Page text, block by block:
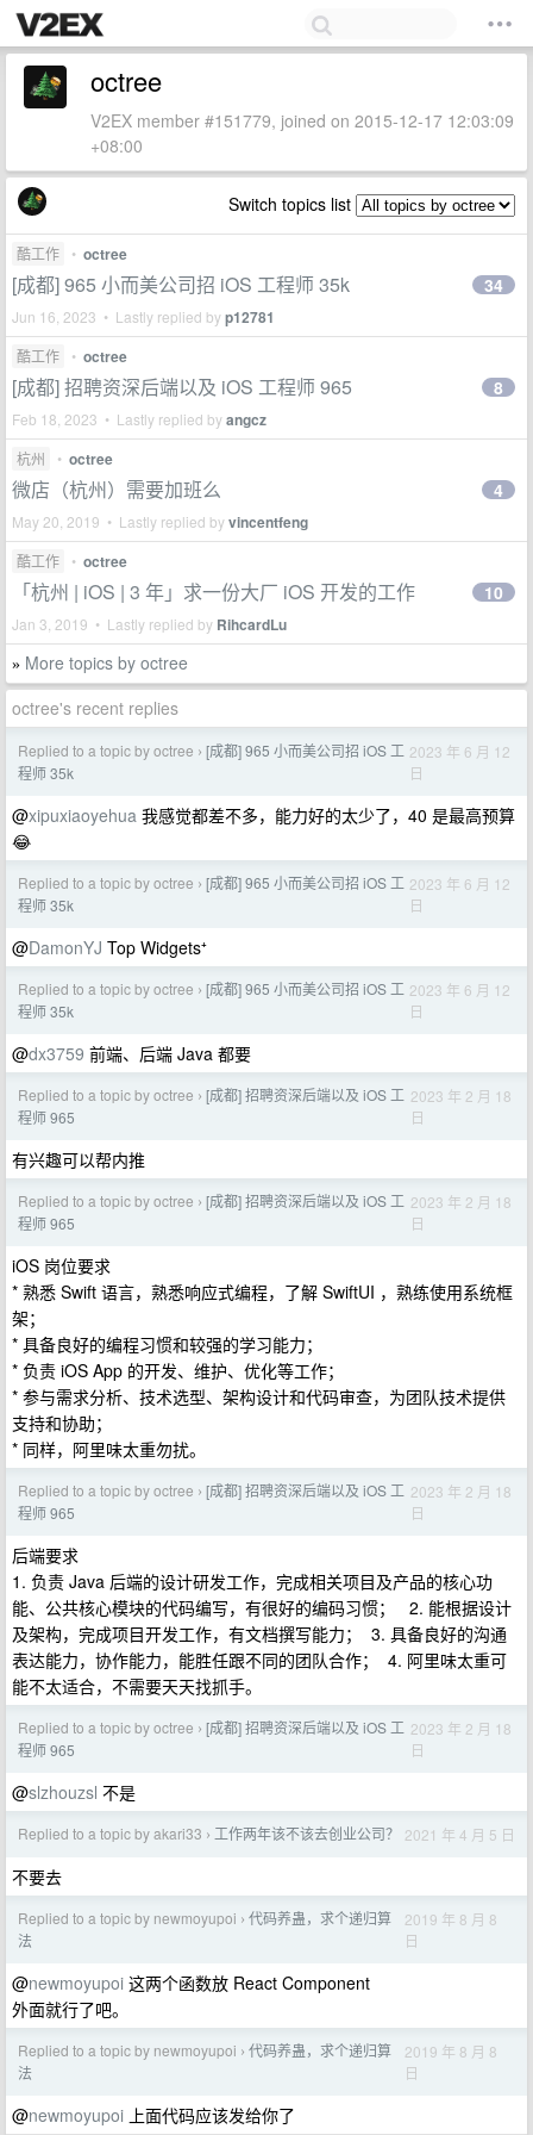
octree
V2EX member #151779, joined on 2015-12-17 12:03:09
+08:00
Switch topics list
酷工作 • octree
[成都] 965 小而美公司招 iOS 工程师 35k
Jun 16, 2023 • Lastly replied byp12781
34
酷工作 • octree
[成都] 招聘资深后端以及 iOS 工程师 965
Feb 18, 2023 • Lastly replied byangcz
8
杭州 • octree
微店（杭州）需要加班么
May 20, 2019 • Lastly replied byvincentfeng
4
酷工作 • octree
「杭州 | iOS | 3 年」求一份大厂 iOS 开发的工作
Jan 3, 2019 • Lastly replied by RihcardLu
10
» More topics by octree
octree's recent replies
Replied to a topic by octree › [成都] 965 小而美公司招 iOS 工
程师 35k
2023 年 6 月 12
日
@xipuxiaoyehua 我感觉都差不多，能力好的太少了，40 是最高预算
😂
Replied to a topic by octree › [成都] 965 小而美公司招 iOS 工
程师 35k
2023 年 6 月 12
日
@DamonYJ Top Widgets⁺
Replied to a topic by octree › [成都] 965 小而美公司招 iOS 工
程师 35k
2023 年 6 月 12
日
@dx3759 前端、后端 Java 都要
Replied to a topic by octree › [成都] 招聘资深后端以及 iOS 工
程师 965
2023 年 2 月 18
日
有兴趣可以帮内推
Replied to a topic by octree › [成都] 招聘资深后端以及 iOS 工
程师 965
2023 年 2 月 18
日
iOS 岗位要求
* 熟悉 Swift 语言，熟悉响应式编程，了解 SwiftUI ，熟练使用系统框
架；
* 具备良好的编程习惯和较强的学习能力；
* 负责 iOS App 的开发、维护、优化等工作；
* 参与需求分析、技术选型、架构设计和代码审查，为团队技术提供
支持和协助；
* 同样，阿里味太重勿扰。
Replied to a topic by octree › [成都] 招聘资深后端以及 iOS 工
程师 965
2023 年 2 月 18
日
后端要求
1. 负责 Java 后端的设计研发工作，完成相关项目及产品的核心功
能、公共核心模块的代码编写，有很好的编码习惯； 2. 能根据设计
及架构，完成项目开发工作，有文档撰写能力； 3. 具备良好的沟通
表达能力，协作能力，能胜任跟不同的团队合作； 4. 阿里味太重可
能不太适合，不需要天天找抓手。
Replied to a topic by octree › [成都] 招聘资深后端以及 iOS 工
程师 965
2023 年 2 月 18
日
@slzhouzsl 不是
Replied to a topic by akari33 › 工作两年该不该去创业公司？ 2021 年 4 月 5 日
不要去
Replied to a topic by newmoyupoi › 代码养蛊，求个递归算
法
2019 年 8 月 8
日
@newmoyupoi 这两个函数放 React Component
外面就行了吧。
Replied to a topic by newmoyupoi › 代码养蛊，求个递归算
法
2019 年 8 月 8
日
@newmoyupoi 上面代码应该发给你了